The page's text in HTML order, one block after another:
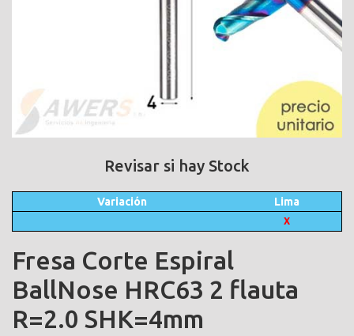
Revisar si hay Stock
Variación Lima
X
Fresa Corte Espiral
BallNose HRC63 2 flauta
R=2.0 SHK=4mm